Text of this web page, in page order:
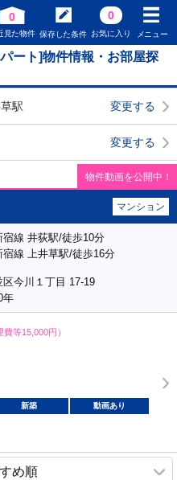
0
見た物件 保存した条件
0
お気に入り メニュー
ート]物件情報・お部屋探
駅 変更する
変更する
物件動画を公開中！
マンション
宿線 井荻駅/徒歩10分
宿線 上井草駅/徒歩16分
区今川１丁目 17-19
年
費等15,000円）
新築 動画あり